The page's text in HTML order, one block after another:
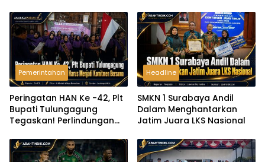
Pemerintahan
Peringatan HAN Ke -42, Plt
Bupati Tulungagung
Tegaskan! Perlindungan
Komitmen Bersama
Headline
SMKN 1 Surabaya Andil
Dalam Menghantarkan
Jatim Juara LKS Nasional